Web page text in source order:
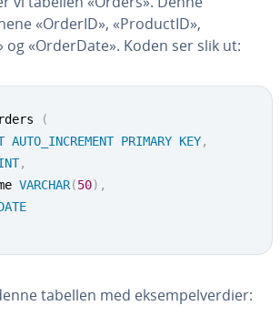
«OrderID», «ProductID»,
og «OrderDate». Koden ser slik ut:
(
AUTO_INCREMENT PRIMARY KEY,
,
VARCHAR(50) ,
tabellen med eksempelverdier: